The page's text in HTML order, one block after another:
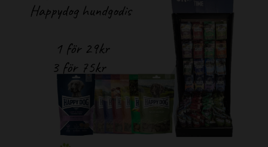
Kundtjänst